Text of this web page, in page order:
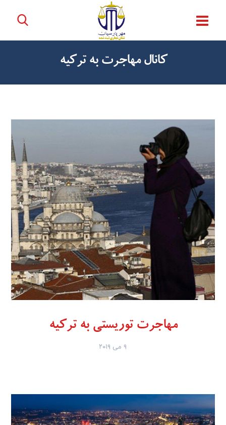
کانال مهاجرت به ترکیه
مهاجرت توریستی به ترکیه
۹ می ۲۰۱۹